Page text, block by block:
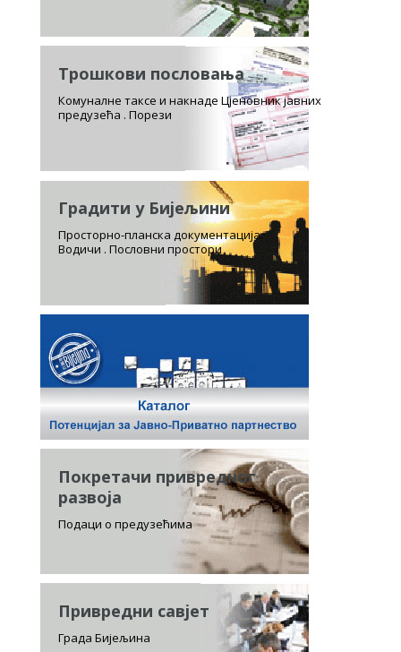
Трошкови пословања
Комуналне таксе и накнаде Цјеновник јавних
предузећа . Порези
Градити у Бијељини
Просторно-планска документација.
Водичи . Пословни простори
Покретачи привредног
развоја
Подаци о предузећима
Привредни савјет
Града Бијељина